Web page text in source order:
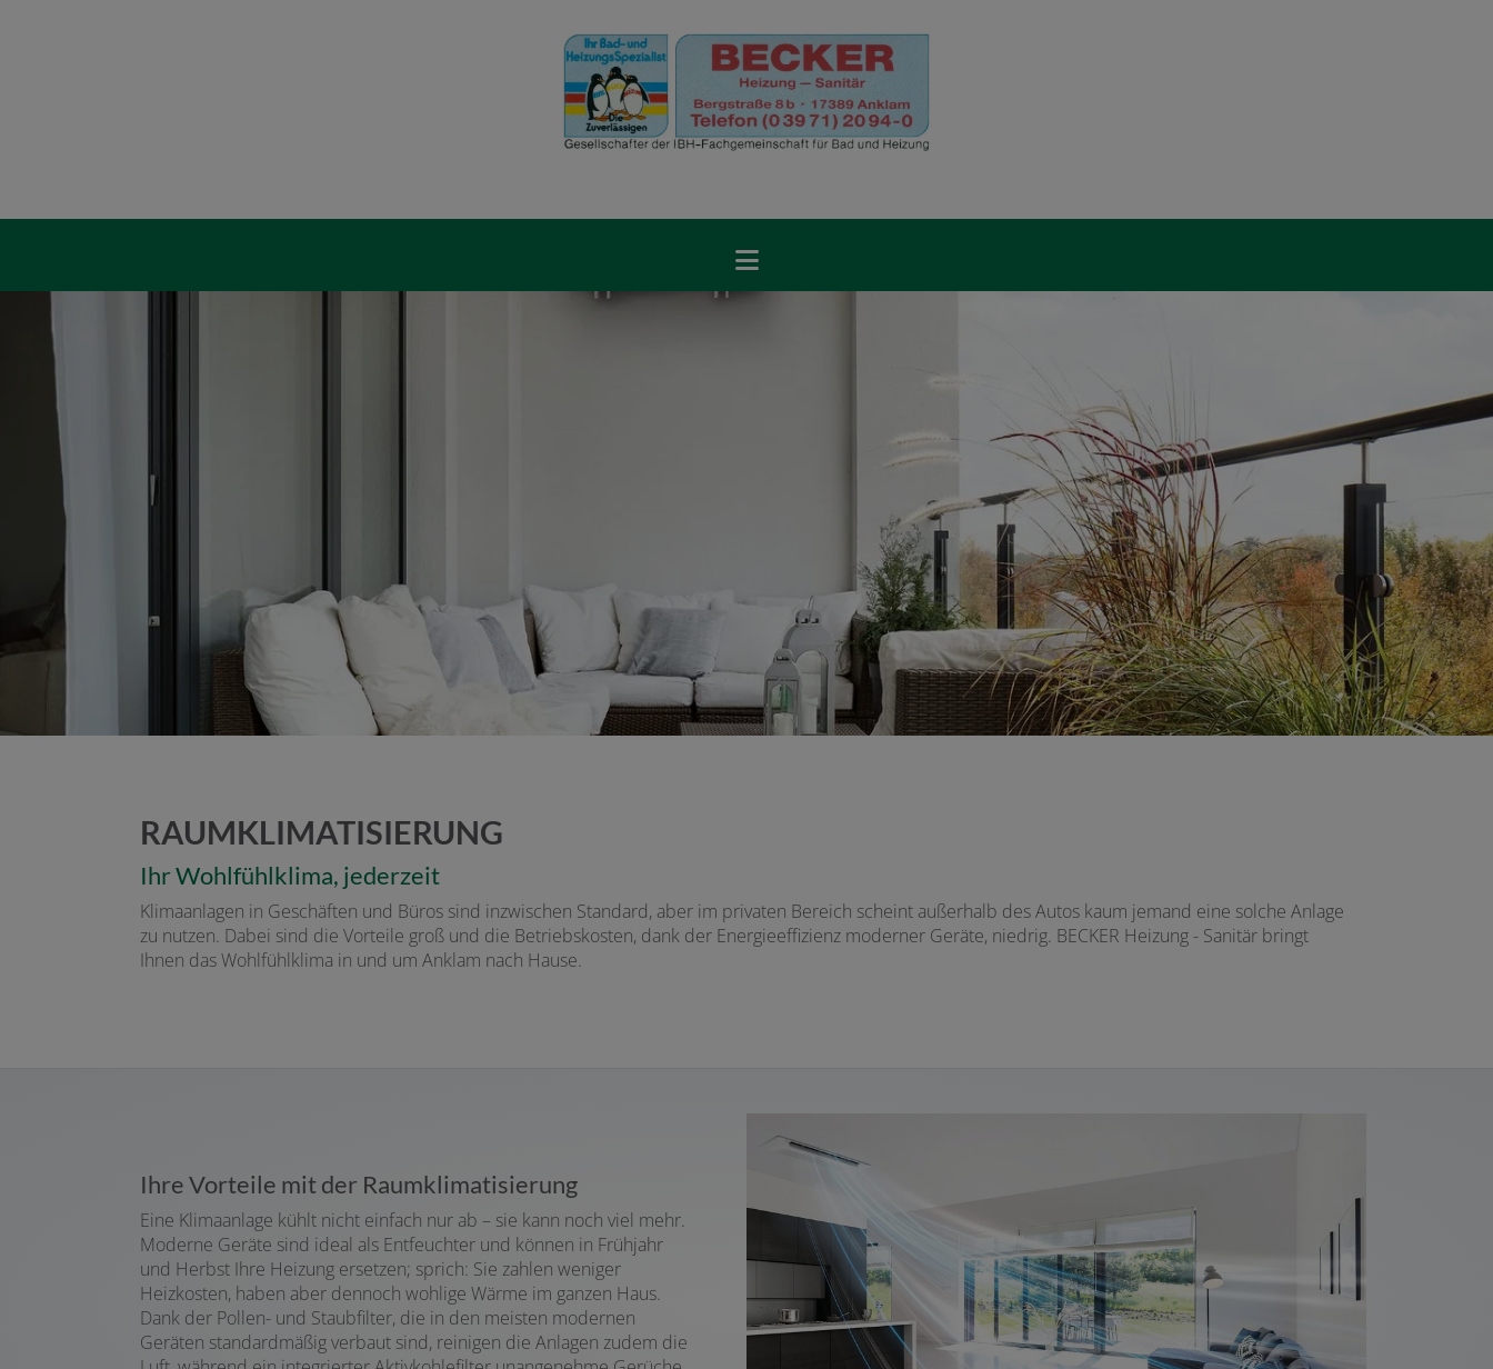
RAUMKLIMATISIERUNG
Ihr Wohlfühlklima, jederzeit
Klimaanlagen in Geschäften und Büros sind inzwischen Standard, aber im privaten Bereich scheint außerhalb des Autos kaum jemand eine solche Anlage
zu nutzen. Dabei sind die Vorteile groß und die Betriebskosten, dank der Energieeffizienz moderner Geräte, niedrig. BECKER Heizung - Sanitär bringt
Ihnen das Wohlfühlklima in und um Anklam nach Hause.
Ihre Vorteile mit der Raumklimatisierung
Eine Klimaanlage kühlt nicht einfach nur ab – sie kann noch viel mehr.
Moderne Geräte sind ideal als Entfeuchter und können in Frühjahr
und Herbst Ihre Heizung ersetzen; sprich: Sie zahlen weniger
Heizkosten, haben aber dennoch wohlige Wärme im ganzen Haus.
Dank der Pollen- und Staubfilter, die in den meisten modernen
Geräten standardmäßig verbaut sind, reinigen die Anlagen zudem die